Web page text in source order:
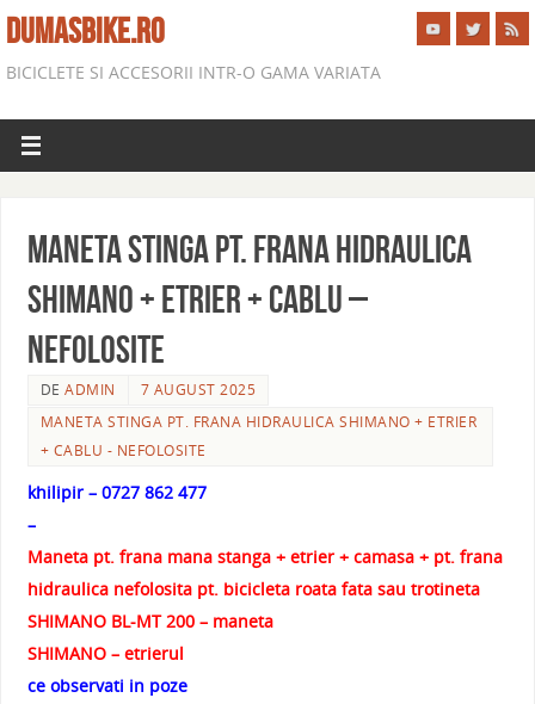
DUMASBIKE.RO
BICICLETE SI ACCESORII INTR-O GAMA VARIATA
MANETA STINGA PT. FRANA HIDRAULICA
SHIMANO + ETRIER + CABLU –
NEFOLOSITE
DEADMIN
7 AUGUST 2025
MANETA STINGA PT. FRANA HIDRAULICA SHIMANO + ETRIER
+ CABLU - NEFOLOSITE
khilipir – 0727 862 477
–
Maneta pt. frana mana stanga + etrier + camasa + pt. frana
hidraulica nefolosita pt. bicicleta roata fata sau trotineta
SHIMANO BL-MT 200 – maneta
SHIMANO – etrierul
ce observati in poze